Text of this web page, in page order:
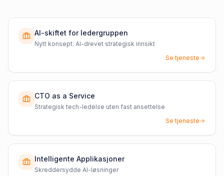
AI-skiftet for ledergruppen
Nytt konsept: AI-drevet strategisk innsikt
Se tjeneste
CTO as a Service
Strategisk tech-ledelse uten fast ansettelse
Se tjeneste
Intelligente Applikasjoner
Skreddersydde AI-løsninger